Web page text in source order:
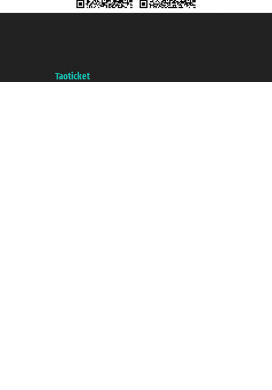
Taoticket